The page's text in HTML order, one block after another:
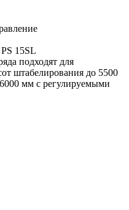
15SL
подходят для
штабелирования до 5500
мм с регулируемыми